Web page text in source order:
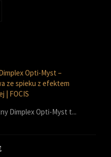
Opti-Myst –
ze spieku z efektem
| FOCIS
Dimplex Opti-Myst t...